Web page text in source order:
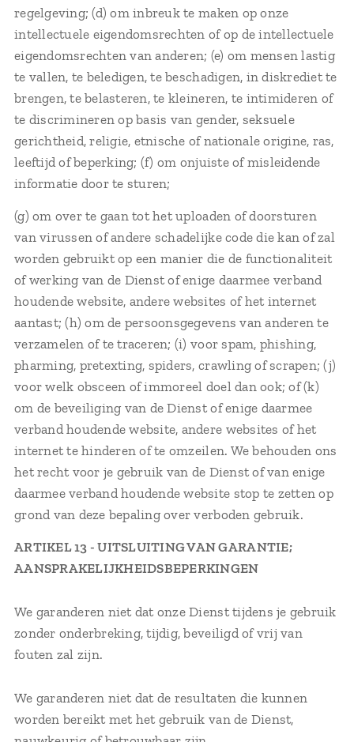
regelgeving; (d) om inbreuk te maken op onze
intellectuele eigendomsrechten of op de intellectuele
eigendomsrechten van anderen; (e) om mensen lastig
te vallen, te beledigen, te beschadigen, in diskrediet te
brengen, te belasteren, te kleineren, te intimideren of
te discrimineren op basis van gender, seksuele
gerichtheid, religie, etnische of nationale origine, ras,
leeftijd of beperking; (f) om onjuiste of misleidende
informatie door te sturen;
(g) om over te gaan tot het uploaden of doorsturen
van virussen of andere schadelijke code die kan of zal
worden gebruikt op een manier die de functionaliteit
of werking van de Dienst of enige daarmee verband
houdende website, andere websites of het internet
aantast; (h) om de persoonsgegevens van anderen te
verzamelen of te traceren; (i) voor spam, phishing,
pharming, pretexting, spiders, crawling of scrapen; (j)
voor welk obsceen of immoreel doel dan ook; of (k)
om de beveiliging van de Dienst of enige daarmee
verband houdende website, andere websites of het
internet te hinderen of te omzeilen. We behouden ons
het recht voor je gebruik van de Dienst of van enige
daarmee verband houdende website stop te zetten op
grond van deze bepaling over verboden gebruik.
ARTIKEL 13 - UITSLUITING VAN GARANTIE;
AANSPRAKELIJKHEIDSBEPERKINGEN
We garanderen niet dat onze Dienst tijdens je gebruik
zonder onderbreking, tijdig, beveiligd of vrij van
fouten zal zijn.
We garanderen niet dat de resultaten die kunnen
worden bereikt met het gebruik van de Dienst,